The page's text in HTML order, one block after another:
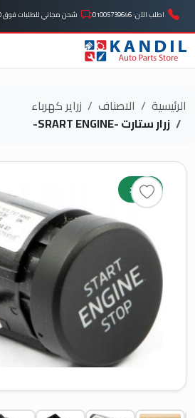
اطلب الآن: 01005739646 شحن مجاني للطلبات فوق 500 جنيه
الرئيسية الاصناف
زراير كهرباء
زرار ستارت -SRART ENGINE-
جديد